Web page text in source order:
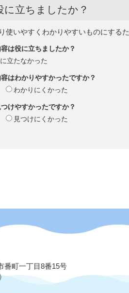
に立ちましたか？
使いやすくわかりやすいものにする
は役に立ちましたか？
立たなかった
はわかりやすかったですか？
わかりにくかった
けやすかったですか？
見つけにくかった
町一丁目8番15号